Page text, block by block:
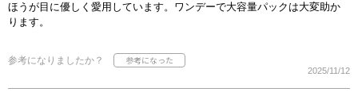
ほうが目に優しく愛用しています。ワンデーで大容量パックは大変助か
ります。
参考になりましたか？
2025/11/12